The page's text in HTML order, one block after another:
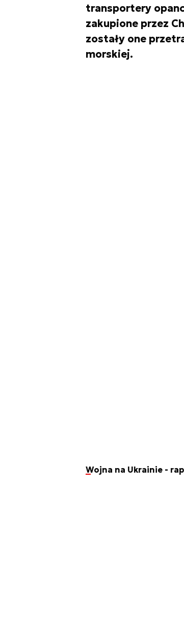
transportery
zakupione przez
zostały one
morskiej.
Wojna na Ukrainie -